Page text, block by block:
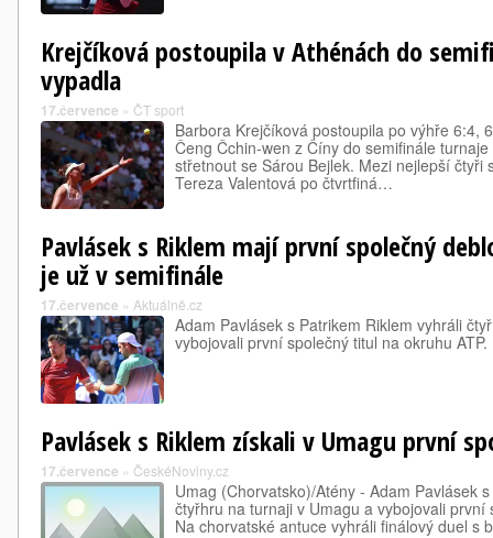
Krejčíková postoupila v Athénách do
vypadla
17.července » ČT sport
Barbora Krejčíková postoupila po výhře 6:4,
Čeng Čchin-wen z Číny do semifinále
střetnout se Sárou Bejlek. Mezi nejlepší čtyři
Tereza Valentová po čtvrtfiná…
Pavlásek s Riklem mají první společný
je už v semifinále
17.července » Aktuálně.cz
Adam Pavlásek s Patrikem Riklem vyhráli
vybojovali první společný titul na okruhu ATP.
Pavlásek s Riklem získali v Umagu první
17.července » ČeskéNoviny.cz
Umag (Chorvatsko)/Atény - Adam Pavlásek
čtyřhru na turnaji v Umagu a vybojovali první
Na chorvatské antuce vyhráli finálový duel s